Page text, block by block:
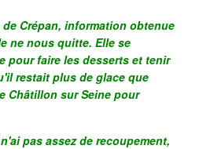
Crépan, information obtenue
ne nous quitte. Elle se
pour faire les desserts et tenir
restait plus de glace que
Châtillon sur Seine pour
pas assez de recoupement,